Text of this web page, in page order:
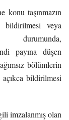
konu taşınmazın
bildirilmesi veya
durumunda,
payına düşen
bölümlerin
açıkca bildirilmesi
imzalanmış olan